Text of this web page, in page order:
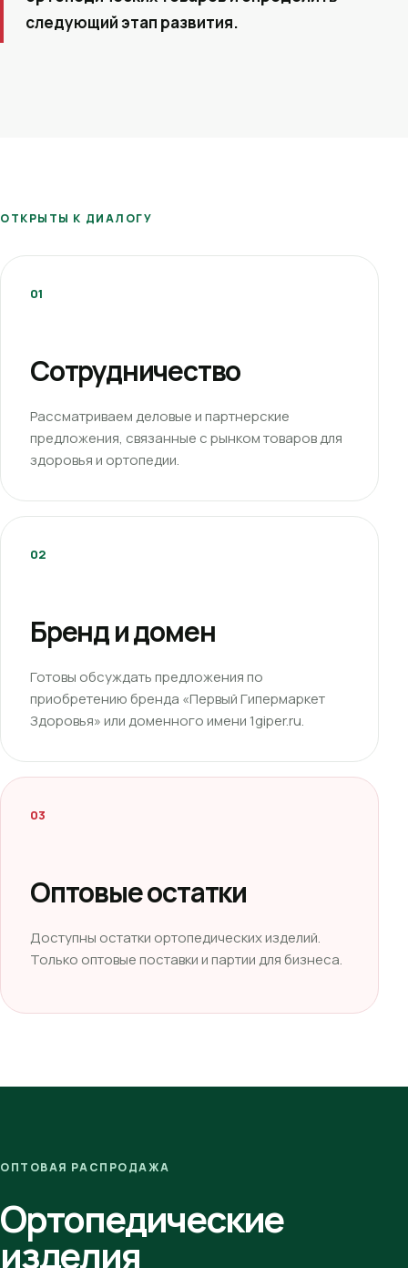
следующий этап развития.
ОТКРЫТЫ К ДИАЛОГУ
01
Сотрудничество
Рассматриваем деловые и партнерские
предложения, связанные с рынком товаров для
здоровья и ортопедии.
02
Бренд и домен
Готовы обсуждать предложения по
приобретению бренда «Первый Гипермаркет
Здоровья» или доменного имени 1giper.ru.
03
Оптовые остатки
Доступны остатки ортопедических изделий.
Только оптовые поставки и партии для бизнеса.
ОПТОВАЯ РАСПРОДАЖА
Ортопедические
изделия